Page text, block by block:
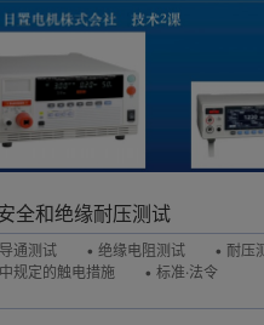
全和绝缘耐压测试
通测试 • 绝缘电阻测试
• 耐压
规定的触电措施
• 标准·法令